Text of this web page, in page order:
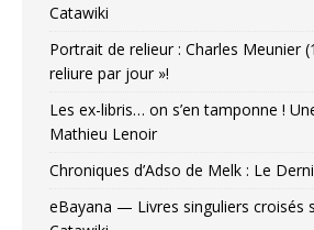
Catawiki
Portrait de relieur : Charles Meunier
reliure par jour »!
Les ex-libris… on s’en tamponne !
Mathieu Lenoir
Chroniques d’Adso de Melk : Le
eBayana — Livres singuliers croisés